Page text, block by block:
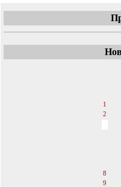
1
2
8
9